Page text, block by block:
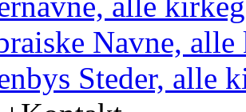
Navne,
Steder, alle